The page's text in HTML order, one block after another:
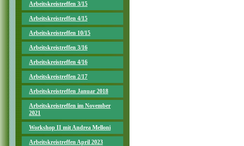
Arbeitskreistreffen 3/15
Arbeitskreistreffen 4/15
Arbeitskreistreffen 10/15
Arbeitskreistreffen 3/16
Arbeitskreistreffen 4/16
Arbeitskreistreffen 2/17
Arbeitskreistreffen Januar 2018
Arbeitskreistreffen im November
2021
Workshop II mit Andrea Melloni
Arbeitskreistreffen April 2023